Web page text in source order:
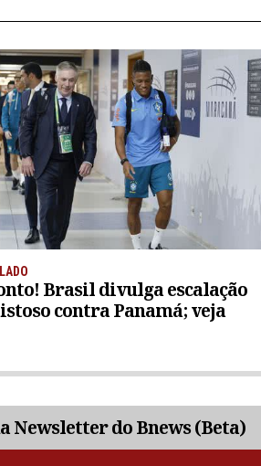
Brasil divulga escalação
contra Panamá; veja
Newsletter do Bnews (Beta)